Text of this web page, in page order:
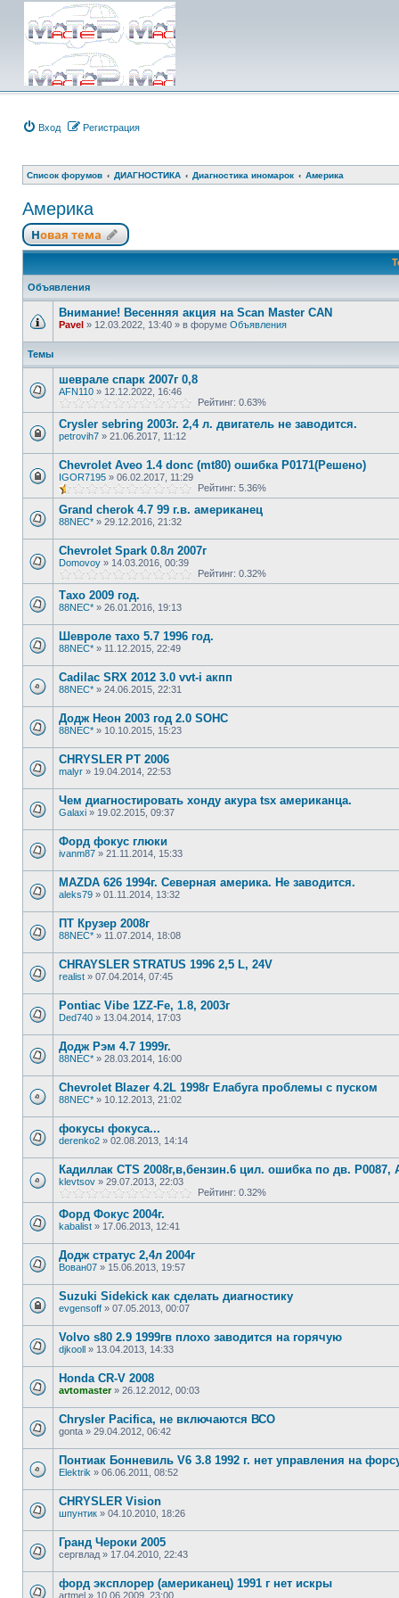
Вход Регистрация
Список форумов ДИАГНОСТИКА Диагностика иномарок Америка
Америка
Новая тема
Объявления
Внимание! Весенняя акция на Scan Master CAN
Pavel » 12.03.2022, 13:40 » в форуме Объявления
Темы
шеврале спарк 2007г 0,8
AFN110 » 12.12.2022, 16:46
Рейтинг: 0.63%
Crysler sebring 2003г. 2,4 л. двигатель не заводится.
petrovih7 » 21.06.2017, 11:12
Chevrolet Aveo 1.4 donc (mt80) ошибка P0171(Решено)
IGOR7195 » 06.02.2017, 11:29
Рейтинг: 5.36%
Grand cherok 4.7 99 г.в. американец
88NEC* » 29.12.2016, 21:32
Chevrolet Spark 0.8л 2007г
Domovoy » 14.03.2016, 00:39
Рейтинг: 0.32%
Тахо 2009 год.
88NEC* » 26.01.2016, 19:13
Шевроле тахо 5.7 1996 год.
88NEC* » 11.12.2015, 22:49
Cadilac SRX 2012 3.0 vvt-i акпп
88NEC* » 24.06.2015, 22:31
Додж Неон 2003 год 2.0 SOHC
88NEC* » 10.10.2015, 15:23
СHRYSLER PT 2006
malyr » 19.04.2014, 22:53
Чем диагностировать хонду акура tsx американца.
Galaxi » 19.02.2015, 09:37
Форд фокус глюки
ivanm87 » 21.11.2014, 15:33
MAZDA 626 1994г. Северная америка. Не заводится.
aleks79 » 01.11.2014, 13:32
ПТ Крузер 2008г
88NEC* » 11.07.2014, 18:08
CHRAYSLER STRATUS 1996 2,5 L, 24V
realist » 07.04.2014, 07:45
Pontiac Vibe 1ZZ-Fe, 1.8, 2003г
Ded740 » 13.04.2014, 17:03
Додж Рэм 4.7 1999г.
88NEC* » 28.03.2014, 16:00
Chevrolet Blazer 4.2L 1998г Елабуга проблемы с пуском
88NEC* » 10.12.2013, 21:02
фокусы фокуса...
derenko2 » 02.08.2013, 14:14
Кадиллак CTS 2008г,в,бензин.6 цил. ошибка по дв. P0087,
klevtsov » 29.07.2013, 22:03
Рейтинг: 0.32%
Форд Фокус 2004г.
kabalist » 17.06.2013, 12:41
Додж стратус 2,4л 2004г
Вован07 » 15.06.2013, 19:57
Suzuki Sidekick как сделать диагностику
evgensoff » 07.05.2013, 00:07
Volvo s80 2.9 1999гв плохо заводится на горячую
djkooll » 13.04.2013, 14:33
Honda CR-V 2008
avtomaster» 26.12.2012, 00:03
Chrysler Pacifica, не включаются ВСО
gonta » 29.04.2012, 06:42
Понтиак Бонневиль V6 3.8 1992 г. нет управления на
Elektrik » 06.06.2011, 08:52
CHRYSLER Vision
шпунтик » 04.10.2010, 18:26
Гранд Чероки 2005
сергвлад » 17.04.2010, 22:43
форд эксплорер (американец) 1991 г нет искры
artmel » 10.06.2009, 23:00